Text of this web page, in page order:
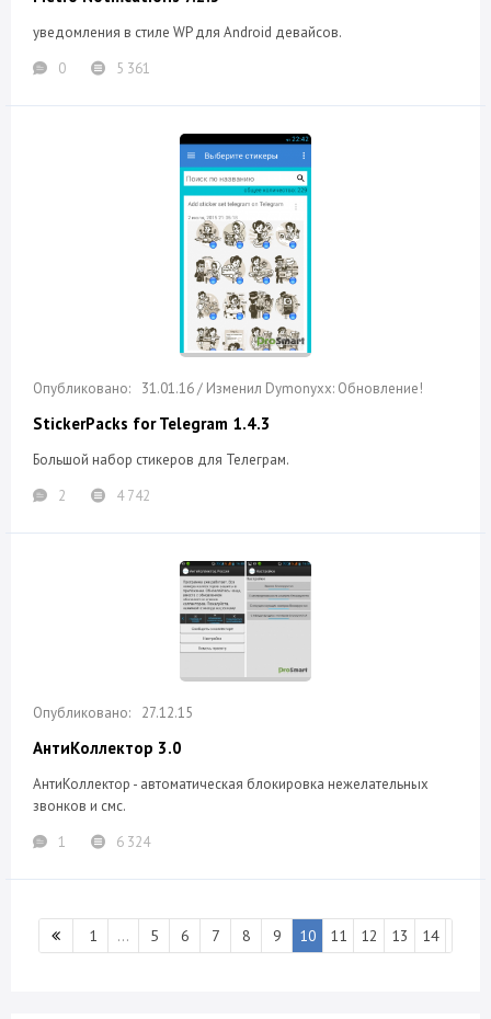
уведомления в стиле WP для Android девайсов.
0
5 361
31.01.16 / Изменил Dymonyxx: Обновление!
StickerPacks for Telegram 1.4.3
Большой набор стикеров для Телеграм.
2
4 742
27.12.15
АнтиКоллектор 3.0
АнтиКоллектор - автоматическая блокировка нежелательных
звонков и смс.
1
6 324
1 ... 5 6 7 8 9 10 11 12 13 14